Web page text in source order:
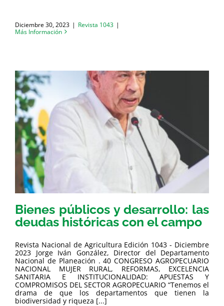
Diciembre 30, 2023 | Revista 1043 |
Más Información
Bienes públicos y desarrollo: las
deudas históricas con el campo
Revista Nacional de Agricultura Edición 1043 - Diciembre
2023 Jorge Iván González, Director del Departamento
Nacional de Planeación . 40 CONGRESO AGROPECUARIO
NACIONAL MUJER RURAL, REFORMAS, EXCELENCIA
SANITARIA E INSTITUCIONALIDAD: APUESTAS Y
COMPROMISOS DEL SECTOR AGROPECUARIO “Tenemos el
drama de que los departamentos que tienen la
biodiversidad y riqueza [...]